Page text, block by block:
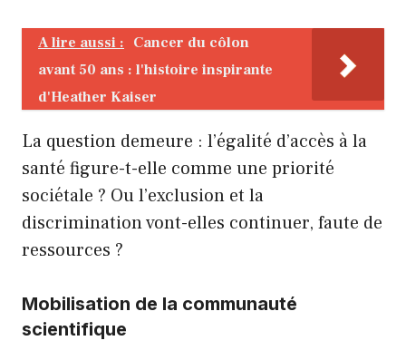
A lire aussi : Cancer du côlon
avant 50 ans : l'histoire inspirante
d'Heather Kaiser
La question demeure : l’égalité d’accès à la
santé figure-t-elle comme une priorité
sociétale ? Ou l’exclusion et la
discrimination vont-elles continuer, faute de
ressources ?
Mobilisation de la communauté
scientifique